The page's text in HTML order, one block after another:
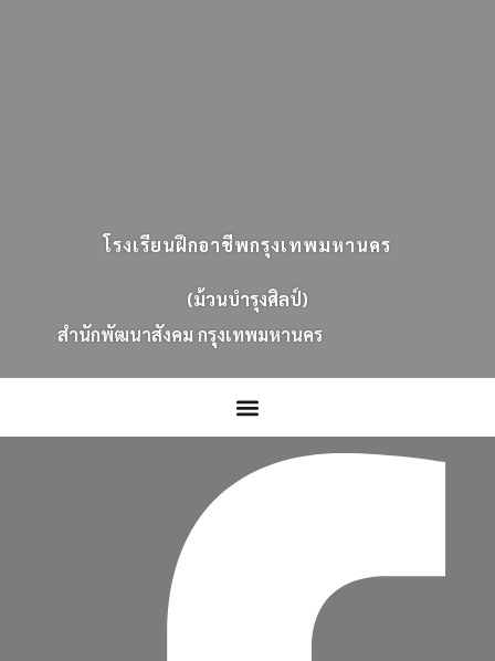
โรงเรียนฝึกอาชีพกรุงเทพมหานคร
(ม้วนบำรุงศิลป์)
สนกพฒนาสงคม กรงเทพมหานคร